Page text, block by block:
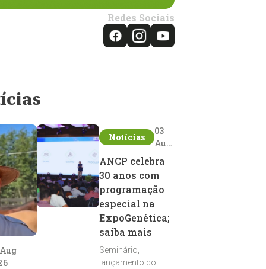
Redes Sociais
Notícias
03
Aug
ANCP celebra
30 anos com
programação
especial na
ExpoGenética;
saiba mais
Seminário,
lançamento do